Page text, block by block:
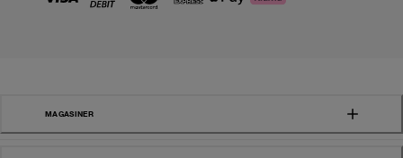
MAGASINER